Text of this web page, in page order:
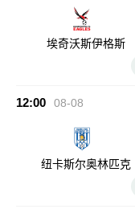
埃奇沃斯伊格斯
12:00 08-08
纽卡斯尔奥林匹克